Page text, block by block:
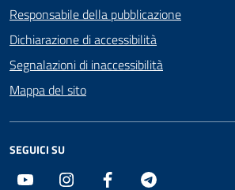
Responsabile della pubblicazione
Dichiarazione di accessibilità
Segnalazioni di inaccessibilità
Mappa del sito
SEGUICI SU
Youtube Instagram Facebook